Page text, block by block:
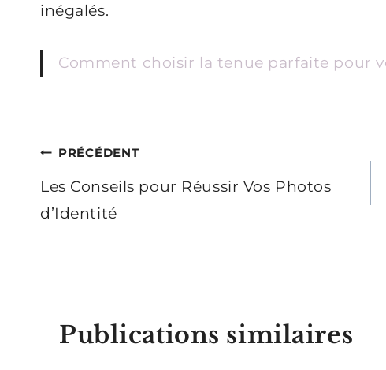
inégalés.
Comment choisir la tenue parfaite pour
Navigation
de
l’article
PRÉCÉDENT
Les Conseils pour Réussir Vos Photos
d’Identité
Publications similaires